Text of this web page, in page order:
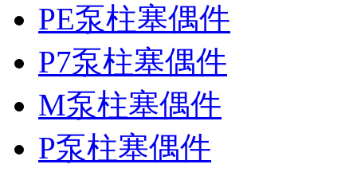
PE泵柱塞偶件
P7泵柱塞偶件
M泵柱塞偶件
P泵柱塞偶件